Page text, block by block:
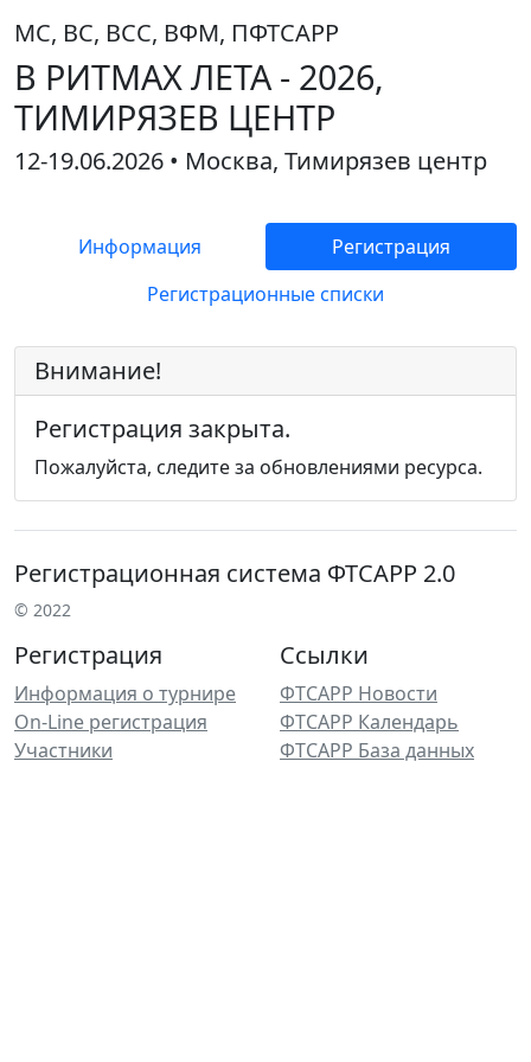
МС, ВС, ВСС, ВФМ, ПФТСАРР
В РИТМАХ ЛЕТА - 2026,
ТИМИРЯЗЕВ ЦЕНТР
12-19.06.2026 • Москва, Тимирязев центр
Информация
Регистрация
Регистрационные списки
Внимание!
Регистрация закрыта.
Пожалуйста, следите за обновлениями ресурса.
Регистрационная система ФТСАРР 2.0
© 2022
Регистрация
Информация о турнире
On-Line регистрация
Участники
Ссылки
ФТСАРР Новости
ФТСАРР Календарь
ФТСАРР База данных